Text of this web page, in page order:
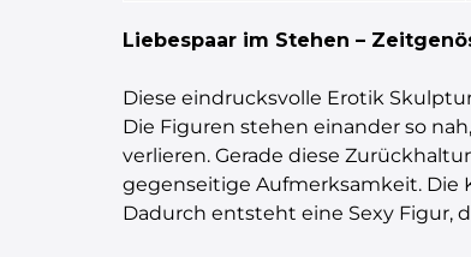
Liebespaar im Stehen –
Diese eindrucksvolle Erotik
Die Figuren stehen einander so
verlieren. Gerade diese
gegenseitige Aufmerksamkeit. Die
Dadurch entsteht eine Sexy Figur,